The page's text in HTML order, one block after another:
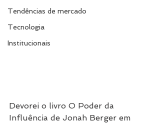
Tendências de mercado
Tecnologia
Institucionais
Devorei o livro O Poder da
Influência de Jonah Berger em